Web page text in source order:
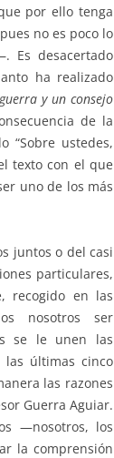
por ello tenga
no es poco lo
Es desacertado
ha realizado
y un consejo
de la
“Sobre ustedes,
texto con el que
uno de los más
juntos o del casi
particulares,
recogido en las
nosotros ser
se le unen las
últimas cinco
las razones
Guerra Aguiar.
—nosotros, los
la comprensión